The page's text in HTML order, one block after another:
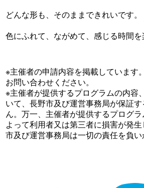
どんな形も、そのままできれいです。
色にふれて、ながめて、感じる時間を
※主催者の申請内容を掲載しています
お問い合わせください。
※主催者が提供するプログラムの内容
いて、長野市及び運営事務局が保証
ん。万一、主催者が提供するプログ
よって利用者又は第三者に損害が発
市及び運営事務局は一切の責任を負い